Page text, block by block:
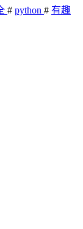
# python # 有趣